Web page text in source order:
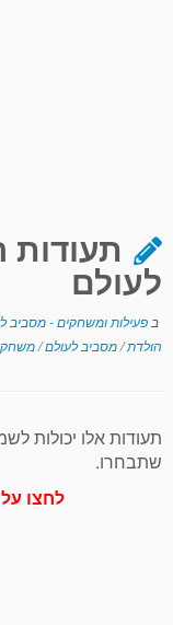
תעודות
לעולם
ב פעילות ומשחקים - מסביב
הולדת/מסביב לעולם/
תעודות אלו יכולות
שתבחרו.
לחצו